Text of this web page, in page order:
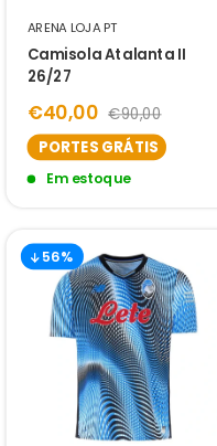
ARENA LOJA PT
Camisola Atalanta II
26/27
€40,00 €90,00
PORTES GRÁTIS
Em estoque
56%